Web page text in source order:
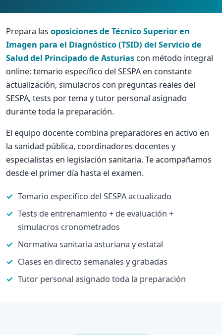
Prepara las oposiciones de Técnico Superior en
Imagen para el Diagnóstico (TSID) del Servicio de
Salud del Principado de Asturias con método integral
online: temario específico del SESPA en constante
actualización, simulacros con preguntas reales del
SESPA, tests por tema y tutor personal asignado
durante toda la preparación.
El equipo docente combina preparadores en activo en
la sanidad pública, coordinadores docentes y
especialistas en legislación sanitaria. Te acompañamos
desde el primer día hasta el examen.
Temario específico del SESPA actualizado
Tests de entrenamiento + de evaluación +
simulacros cronometrados
Normativa sanitaria asturiana y estatal
Clases en directo semanales y grabadas
Tutor personal asignado toda la preparación